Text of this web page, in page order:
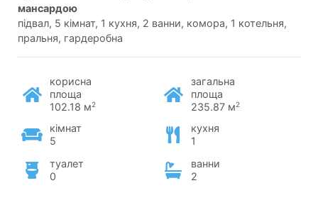
мансардою
підвал, 5 кімнат, 1 кухня, 2 ванни, комора, 1 котельня,
пральня, гардеробна
корисна
площа
102.18 м2
загальна
площа
235.87 м2
кімнат
5
кухня
1
туалет
0
ванни
2